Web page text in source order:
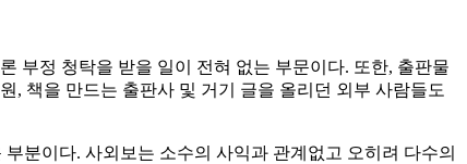
부정 청탁을 받을 일이 전혀 없는 부문이다. 또한, 출판물
, 책을 만드는 출판사 및 거기 글을 올리던 외부 사람들도
분이다. 사외보는 소수의 사익과 관계없고 오히려 다수의